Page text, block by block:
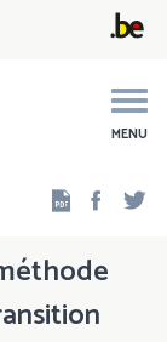
MENU